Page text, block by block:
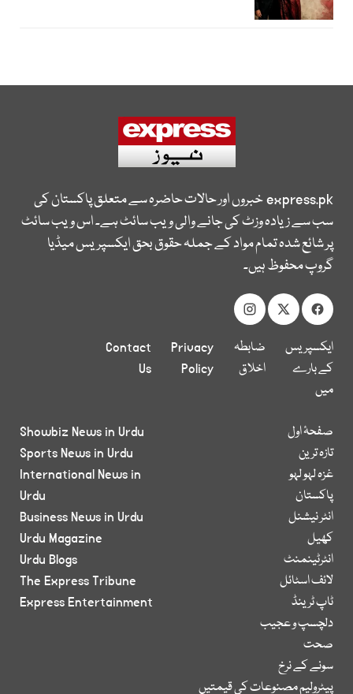
express.pkخبروں اور حالات حاضرہ سے متعلق پاکستان کی
سب سے زیادہ وزٹ کی جانے والی ویب سائٹ ہے۔ اس ویب سائٹ
پر شائع شدہ تمام مواد کے جملہ حقوق بحق ایکسپریس میڈیا
گروپ محفوظ ہیں۔
ایکسپریس
کے بارے
میں
ضابطہ
اخلاق
Privacy
Policy
Contact
Us
صفحۂ اول
تازہ ترین
غزہ لہو لہو
پاکستان
انٹر نیشنل
کھیل
انٹرٹینمنٹ
لائف اسٹائل
ٹاپ ٹرینڈ
دلچسپ و عجیب
صحت
سونے کے نرخ
پیٹرولیم مصنوعات کی قیمتیں
Showbiz News in Urdu
Sports News in Urdu
International News in
Urdu
Business News in Urdu
Urdu Magazine
Urdu Blogs
The Express Tribune
Express Entertainment